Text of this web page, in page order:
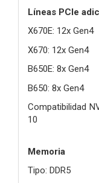
Líneas PCIe
X670E: 12x Gen4
X670: 12x Gen4
B650E: 8x Gen4
B650: 8x Gen4
Compatibilidad
10
Memoria
Tipo: DDR5